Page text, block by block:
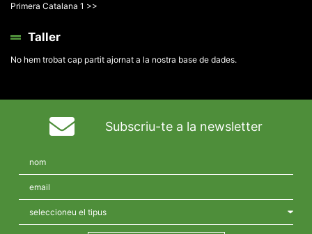
Primera Catalana 1 >>
Taller
No hem trobat cap partit ajornat a la nostra base de dades.
Subscriu-te a la newsletter